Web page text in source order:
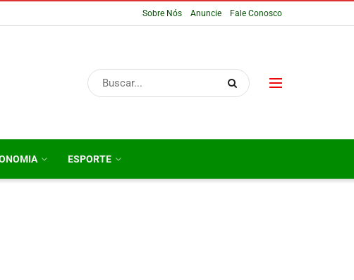
Sobre Nós Anuncie Fale Conosco
ESPORTE